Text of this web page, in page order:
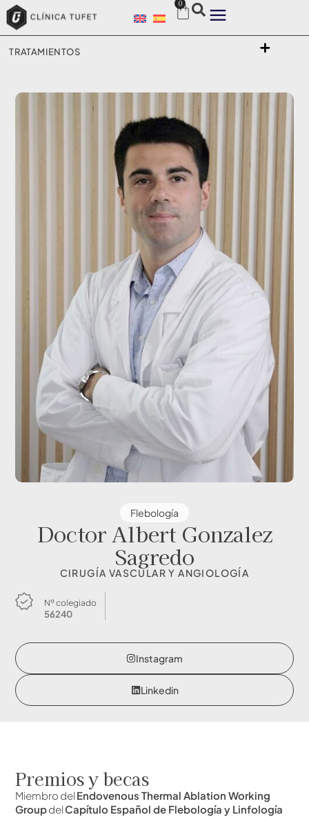
0
TRATAMIENTOS
Flebología
Doctor Albert Gonzalez
Sagredo
CIRUGÍA VASCULAR Y ANGIOLOGÍA
Nº colegiado
56240
Instagram
Linkedin
Premios y becas
Miembro delEndovenous Thermal Ablation Working
GroupdelCapítulo Español de Flebología y Linfología